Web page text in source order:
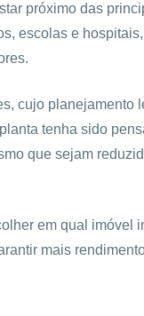
próximo das
escolas e
cujo planejamento
tenha sido
que sejam
em qual imóvel
mais